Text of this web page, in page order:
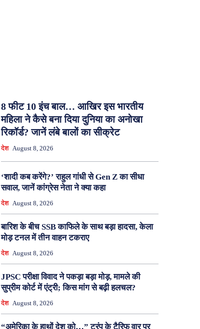
8 फीट 10 इंच बाल… आखिर इस भारतीय
महिला ने कैसे बना दिया दुनिया का अनोखा
रिकॉर्ड? जानें लंबे बालों का सीक्रेट
देश August 8, 2026
‘शादी कब करेंगे?’ राहुल गांधी से Gen Z का सीधा
सवाल, जानें कांग्रेस नेता ने क्या कहा
देश August 8, 2026
बारिश के बीच SSB काफिले के साथ बड़ा हादसा, केला
मोड़ टनल में तीन वाहन टकराए
देश August 8, 2026
JPSC परीक्षा विवाद ने पकड़ा बड़ा मोड़, मामले की
सुप्रीम कोर्ट में एंट्री; किस मांग से बढ़ी हलचल?
देश August 8, 2026
“अमेरिका के हाथों देश को…” ट्रंप के टैरिफ वार पर